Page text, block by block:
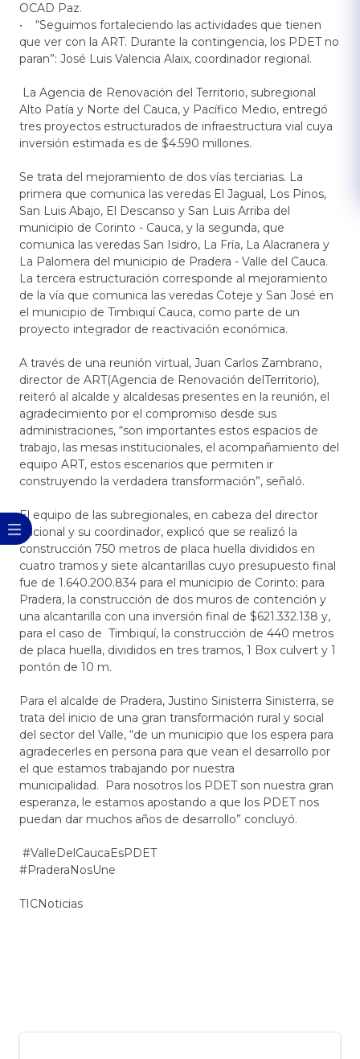
OCAD Paz.
•
“Seguimos fortaleciendo las actividades que tienen
que ver con la ART. Durante la contingencia, los PDET no
paran”: José Luis Valencia Alaix, coordinador regional.
La Agencia de Renovación del Territorio, subregional
Alto Patía y Norte del Cauca, y Pacífico Medio, entregó
tres proyectos estructurados de infraestructura vial cuya
inversión estimada es de $4.590 millones.
Se trata del mejoramiento de dos vías terciarias. La
primera que comunica las veredas El Jagual, Los Pinos,
San Luis Abajo, El Descanso y San Luis Arriba del
municipio de Corinto - Cauca, y la segunda, que
comunica las veredas San Isidro, La Fría, La Alacranera y
La Palomera del municipio de Pradera - Valle del Cauca.
La tercera estructuración corresponde al mejoramiento
de la vía que comunica las veredas Coteje y San José en
el municipio de Timbiquí Cauca, como parte de un
proyecto integrador de reactivación económica.
A través de una reunión virtual, Juan Carlos Zambrano,
director de ART(Agencia de Renovación delTerritorio),
reiteró al alcalde y alcaldesas presentes en la reunión, el
agradecimiento por el compromiso desde sus
administraciones, “son importantes estos espacios de
trabajo, las mesas institucionales, el acompañamiento del
equipo ART, estos escenarios que permiten ir
construyendo la verdadera transformación”, señaló.
El equipo de las subregionales, en cabeza del director
nacional y su coordinador, explicó que se realizó la
construcción 750 metros de placa huella divididos en
cuatro tramos y siete alcantarillas cuyo presupuesto final
fue de 1.640.200.834 para el municipio de Corinto; para
Pradera, la construcción de dos muros de contención y
una alcantarilla con una inversión final de $621.332.138 y,
para el caso de Timbiquí, la construcción de 440 metros
de placa huella, divididos en tres tramos, 1 Box culvert y 1
pontón de 10 m.
Para el alcalde de Pradera, Justino Sinisterra Sinisterra, se
trata del inicio de una gran transformación rural y social
del sector del Valle, “de un municipio que los espera para
agradecerles en persona para que vean el desarrollo por
el que estamos trabajando por nuestra
municipalidad. Para nosotros los PDET son nuestra gran
esperanza, le estamos apostando a que los PDET nos
puedan dar muchos años de desarrollo” concluyó.
#ValleDelCaucaEsPDET
#PraderaNosUne
TICNoticias